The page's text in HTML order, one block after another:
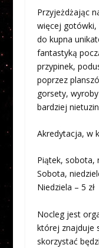
Przyjeżdżając
więcej
do kupna
fantastyką
przypinek,
poprzez
gorsety,
bardziej
Akredytacja, w
Piątek, sobota,
Sobota,
Niedziela – 5 zł
Nocleg jest
której znajduje
skorzystać